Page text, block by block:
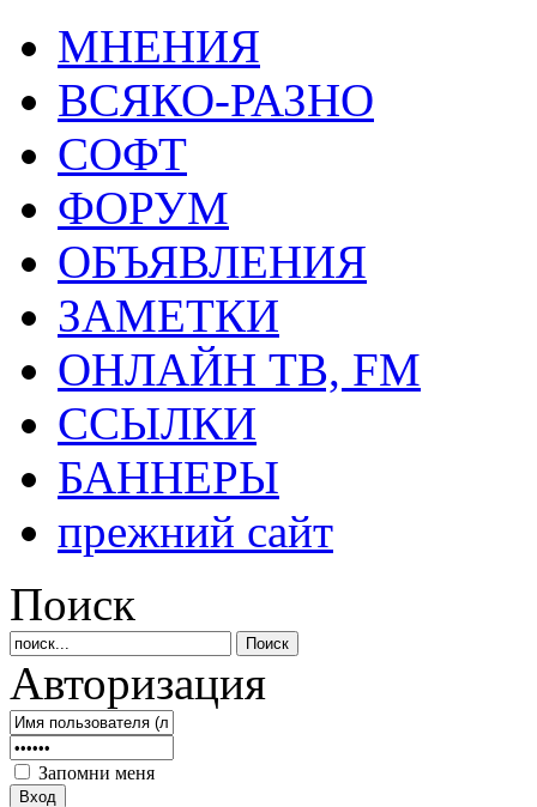
МНЕНИЯ
ВСЯКО-РАЗНО
СОФТ
ФОРУМ
ОБЪЯВЛЕНИЯ
ЗАМЕТКИ
ОНЛАЙН ТВ, FM
ССЫЛКИ
БАННЕРЫ
прежний сайт
Поиск
Авторизация
Запомни меня